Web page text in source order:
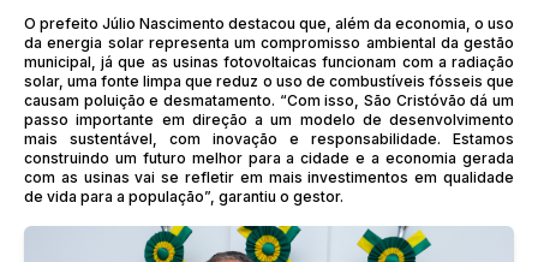
O prefeito Júlio Nascimento destacou que, além da economia, o uso
da energia solar representa um compromisso ambiental da gestão
municipal, já que as usinas fotovoltaicas funcionam com a radiação
solar, uma fonte limpa que reduz o uso de combustíveis fósseis que
causam poluição e desmatamento. “Com isso, São Cristóvão dá um
passo importante em direção a um modelo de desenvolvimento
mais sustentável, com inovação e responsabilidade. Estamos
construindo um futuro melhor para a cidade e a economia gerada
com as usinas vai se refletir em mais investimentos em qualidade
de vida para a população”, garantiu o gestor.